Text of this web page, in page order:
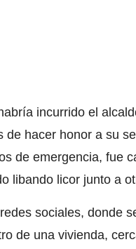
incurrido el
de hacer honor a su
de emergencia, fue
libando licor junto a
sociales, donde
de una vivienda,